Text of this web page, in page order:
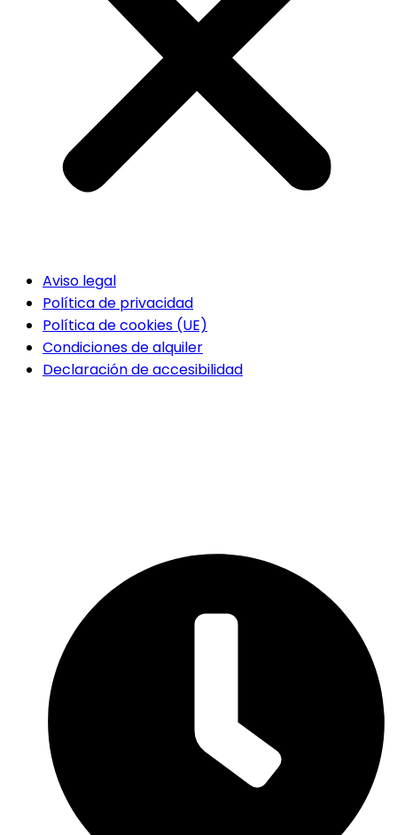
Aviso legal
Política de privacidad
Política de cookies (UE)
Condiciones de alquiler
Declaración de accesibilidad